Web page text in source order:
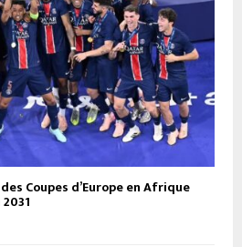
Coupes d’Europe en Afrique